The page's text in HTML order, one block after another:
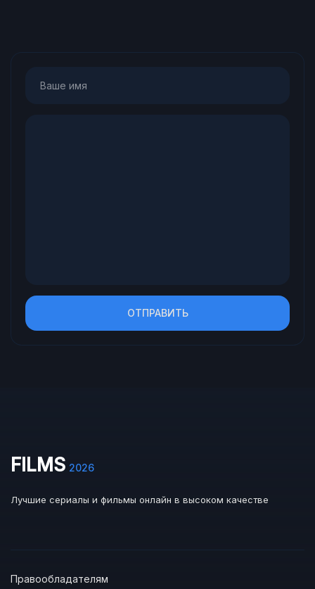
ОТПРАВИТЬ
FILMS 2026
Лучшие сериалы и фильмы онлайн в высоком качестве
Правообладателям